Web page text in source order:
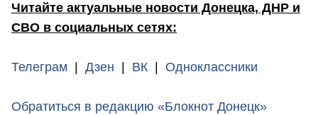
Читайте актуальные новости Донецка, ДНР и
СВО в социальных сетях:
Телеграм Дзен ВК Одноклассники
Обратиться в редакцию «Блокнот Донецк»